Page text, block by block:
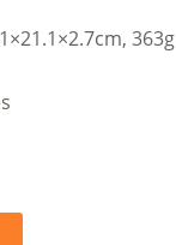
363g